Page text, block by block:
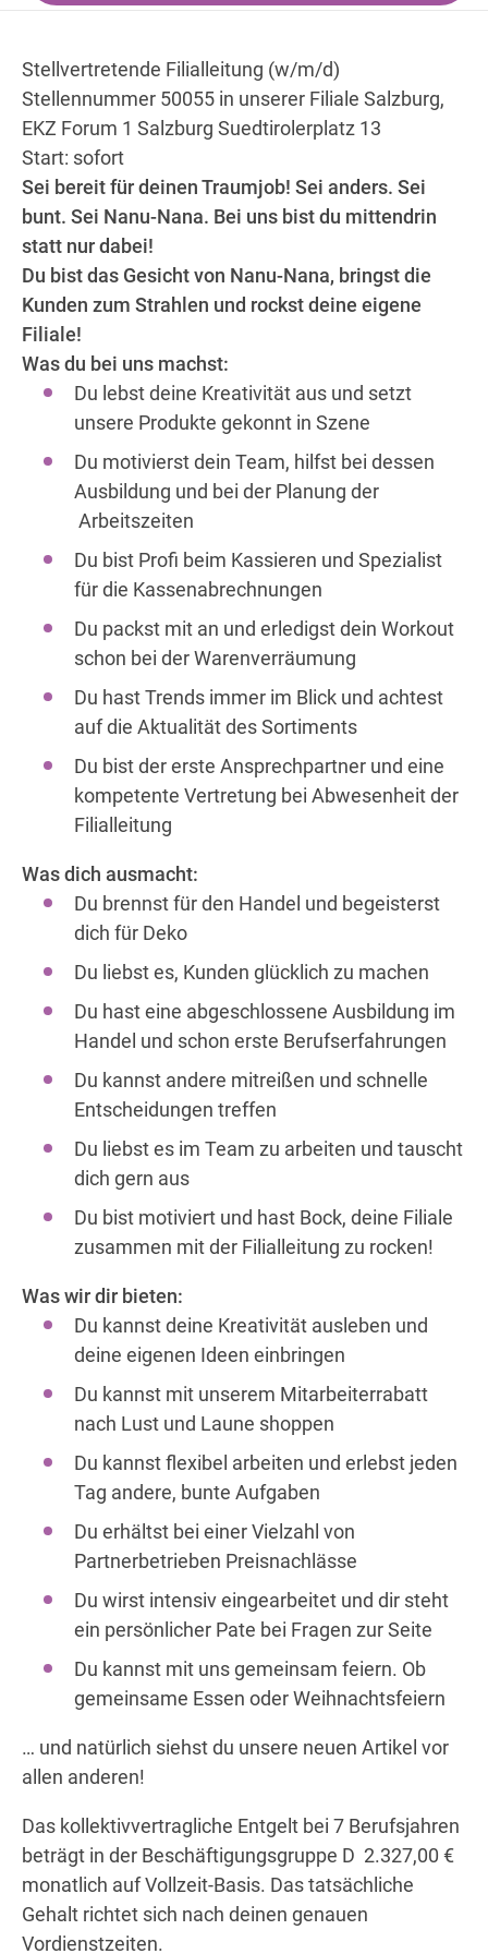
Wegbeschreibung
Stellvertretende Filialleitung (w/m/d)
Stellennummer 50055 in unserer Filiale Salzburg,
EKZ Forum 1 Salzburg Suedtirolerplatz 13
Start: sofort
Sei bereit für deinen Traumjob! Sei anders. Sei
bunt. Sei Nanu-Nana. Bei uns bist du mittendrin
statt nur dabei!
Du bist das Gesicht von Nanu-Nana, bringst die
Kunden zum Strahlen und rockst deine eigene
Filiale!
Was du bei uns machst:
Du lebst deine Kreativität aus und setzt
unsere Produkte gekonnt in Szene
Du motivierst dein Team, hilfst bei dessen
Ausbildung und bei der Planung der
Arbeitszeiten
Du bist Profi beim Kassieren und Spezialist
für die Kassenabrechnungen
Du packst mit an und erledigst dein Workout
schon bei der Warenverräumung
Du hast Trends immer im Blick und achtest
auf die Aktualität des Sortiments
Du bist der erste Ansprechpartner und eine
kompetente Vertretung bei Abwesenheit der
Filialleitung
Was dich ausmacht:
Du brennst für den Handel und begeisterst
dich für Deko
Du liebst es, Kunden glücklich zu machen
Du hast eine abgeschlossene Ausbildung im
Handel und schon erste Berufserfahrungen
Du kannst andere mitreißen und schnelle
Entscheidungen treffen
Du liebst es im Team zu arbeiten und tauscht
dich gern aus
Du bist motiviert und hast Bock, deine Filiale
zusammen mit der Filialleitung zu rocken!
Was wir dir bieten:
Du kannst deine Kreativität ausleben und
deine eigenen Ideen einbringen
Du kannst mit unserem Mitarbeiterrabatt
nach Lust und Laune shoppen
Du kannst flexibel arbeiten und erlebst jeden
Tag andere, bunte Aufgaben
Du erhältst bei einer Vielzahl von
Partnerbetrieben Preisnachlässe
Du wirst intensiv eingearbeitet und dir steht
ein persönlicher Pate bei Fragen zur Seite
Du kannst mit uns gemeinsam feiern. Ob
gemeinsame Essen oder Weihnachtsfeiern
… und natürlich siehst du unsere neuen Artikel vor
allen anderen!
Das kollektivvertragliche Entgelt bei 7 Berufsjahren
beträgt in der Beschäftigungsgruppe D 2.327,00 €
monatlich auf Vollzeit-Basis. Das tatsächliche
Gehalt richtet sich nach deinen genauen
Vordienstzeiten.